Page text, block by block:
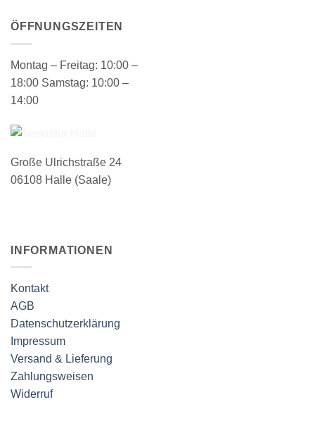
ÖFFNUNGSZEITEN
Montag – Freitag: 10:00 –
18:00 Samstag: 10:00 –
14:00
Große Ulrichstraße 24
06108 Halle (Saale)
INFORMATIONEN
Kontakt
AGB
Datenschutzerklärung
Impressum
Versand & Lieferung
Zahlungsweisen
Widerruf